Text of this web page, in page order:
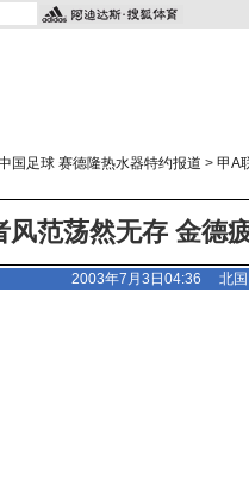
国足球 赛德隆热水器特约报道 > 甲A
风范荡然无存 金德
2003年7月3日04:36 北